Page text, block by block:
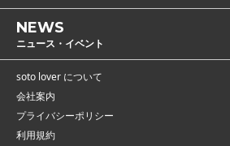
NEWS
ニュース・イベント
soto lover について
会社案内
プライバシーポリシー
利用規約